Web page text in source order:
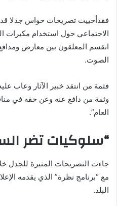
فقدأحييت تصريحات حواس جدلا
الاجتماعي حول استخدام مكبرات
انقسم المعلقون بين معارض
الصوت.
فثمة من انتقد خبير الآثار وعاب
وثمة من دافع عنه وعن حقه في
العام”.
“سلوكيات تضر
جاءت التصريحات المثيرة للجدل
مع “برنامج نظرة” الذي يقدمه
البلد.